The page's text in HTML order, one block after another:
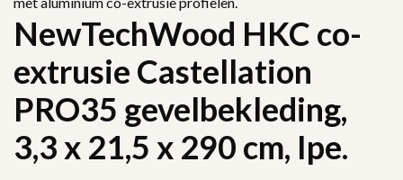
NewTechWood HKC co-
extrusie Castellation
PRO35 gevelbekleding,
3,3 x 21,5 x 290 cm, Ipe.